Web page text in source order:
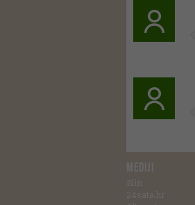
MEDIJI
Blin
24sata.hr